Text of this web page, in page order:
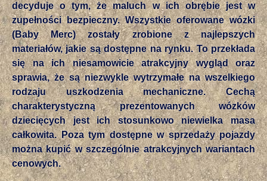
decyduje o tym, że maluch w ich obrębie jest w
zupełności bezpieczny. Wszystkie oferowane wózki
(Baby Merc) zostały zrobione z najlepszych
materiałów, jakie są dostępne na rynku. To przekłada
się na ich niesamowicie atrakcyjny wygląd oraz
sprawia, że są niezwykle wytrzymałe na wszelkiego
rodzaju uszkodzenia mechaniczne. Cechą
charakterystyczną prezentowanych wózków
dziecięcych jest ich stosunkowo niewielka masa
całkowita. Poza tym dostępne w sprzedaży pojazdy
można kupić w szczególnie atrakcyjnych wariantach
cenowych.